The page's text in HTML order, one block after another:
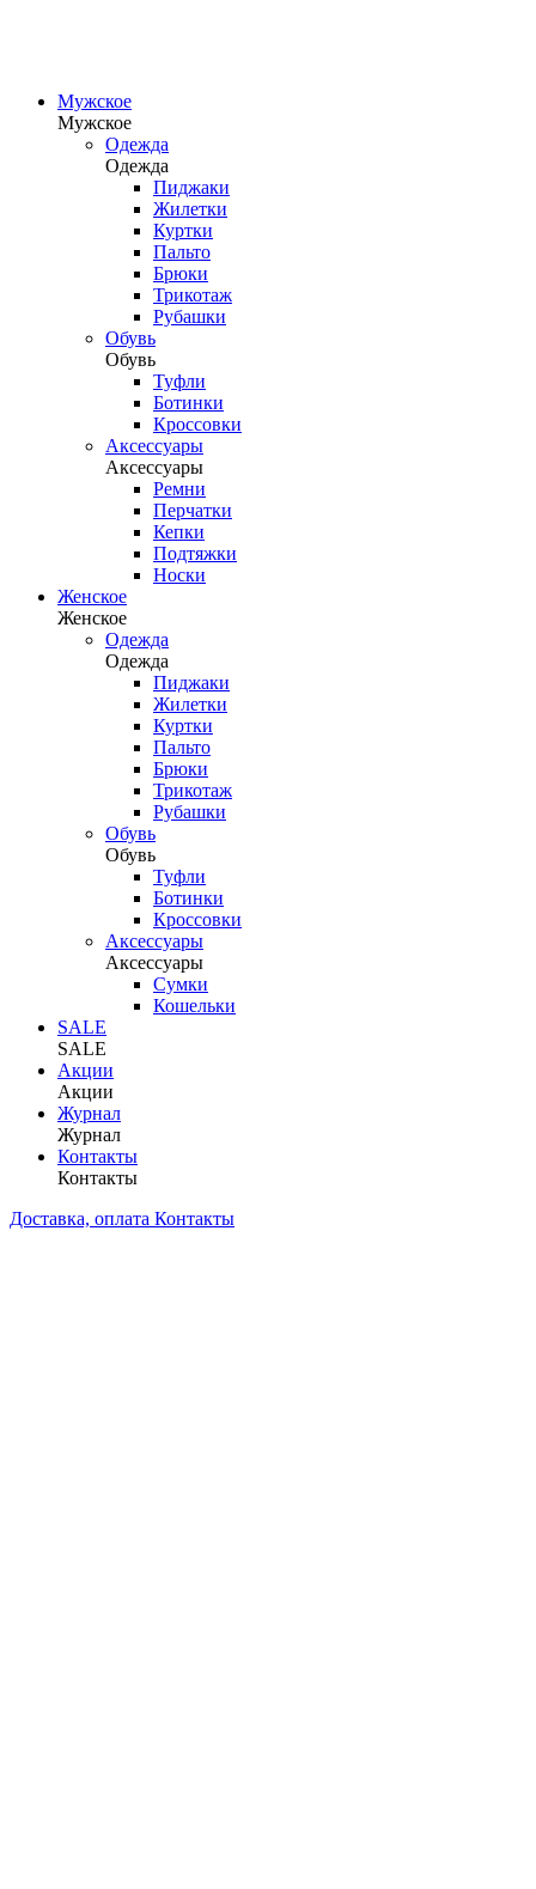
Мужское
Мужское
Одежда
Одежда
Пиджаки
Жилетки
Куртки
Пальто
Брюки
Трикотаж
Рубашки
Обувь
Обувь
Туфли
Ботинки
Кроссовки
Аксессуары
Аксессуары
Ремни
Перчатки
Кепки
Подтяжки
Носки
Женское
Женское
Одежда
Одежда
Пиджаки
Жилетки
Куртки
Пальто
Брюки
Трикотаж
Рубашки
Обувь
Обувь
Туфли
Ботинки
Кроссовки
Аксессуары
Аксессуары
Сумки
Кошельки
SALE
SALE
Акции
Акции
Журнал
Журнал
Контакты
Контакты
Доставка, оплата Контакты